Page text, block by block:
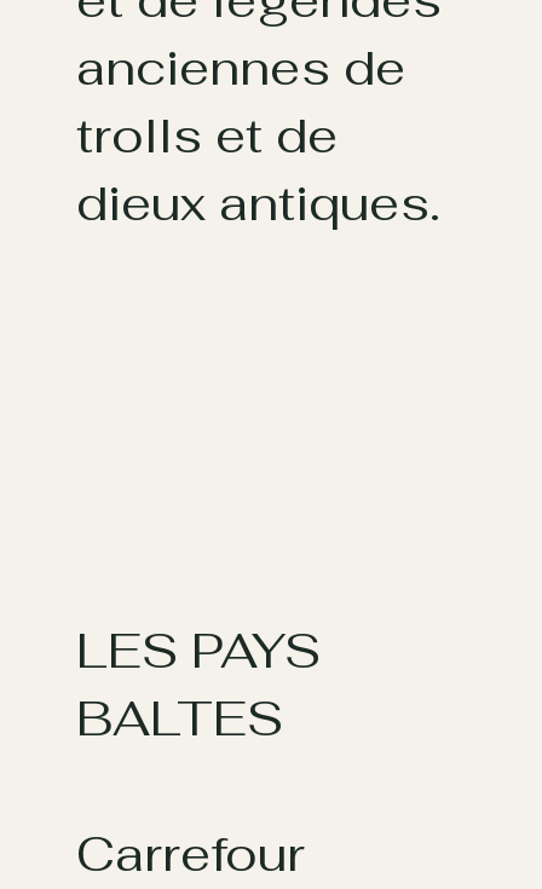
anciennes de
trolls et de
dieux antiques.
LES PAYS
BALTES
Carrefour